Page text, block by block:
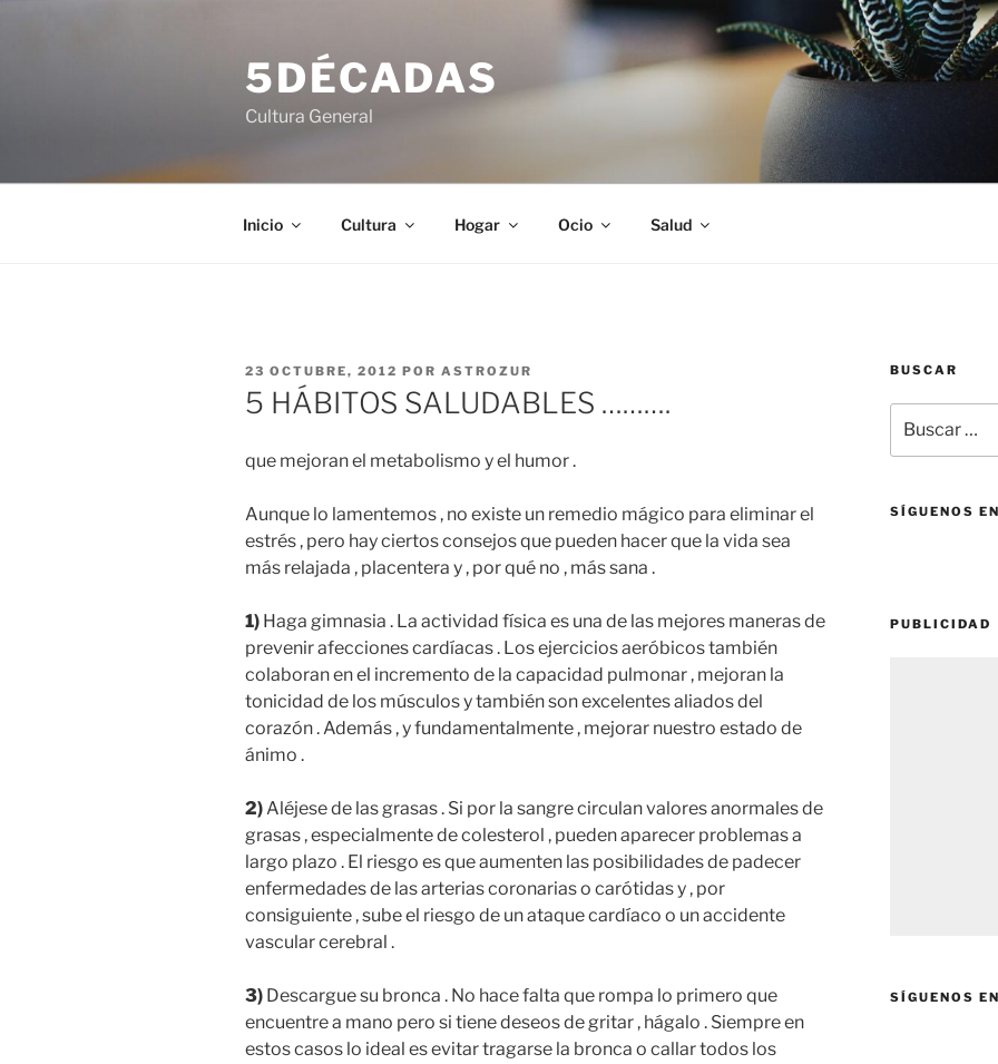
5DÉCADAS
Cultura General
Inicio Cultura Hogar Ocio Salud
PUBLICADO
EL
23 OCTUBRE, 2012 POR ASTROZUR
5 HÁBITOS SALUDABLES ……….
que mejoran el metabolismo y el humor .
Aunque lo lamentemos , no existe un remedio mágico para eliminar el
estrés , pero hay ciertos consejos que pueden hacer que la vida sea
más relajada , placentera y , por qué no , más sana .
1) Haga gimnasia . La actividad física es una de las mejores maneras de
prevenir afecciones cardíacas . Los ejercicios aeróbicos también
colaboran en el incremento de la capacidad pulmonar , mejoran la
tonicidad de los músculos y también son excelentes aliados del
corazón . Además , y fundamentalmente , mejorar nuestro estado de
ánimo .
2)Aléjese de las grasas . Si por la sangre circulan valores anormales de
grasas , especialmente de colesterol , pueden aparecer problemas a
largo plazo . El riesgo es que aumenten las posibilidades de padecer
enfermedades de las arterias coronarias o carótidas y , por
consiguiente , sube el riesgo de un ataque cardíaco o un accidente
vascular cerebral .
3) Descargue su bronca . No hace falta que rompa lo primero que
encuentre a mano pero si tiene deseos de gritar , hágalo . Siempre en
estos casos lo ideal es evitar tragarse la bronca o callar todos los
BUSCAR
por:
SÍGUENOS
PUBLICIDAD
SÍGUENOS